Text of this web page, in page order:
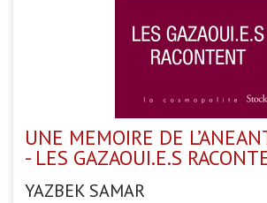
UNE MEMOIRE DE
- LES GAZAOUI.E.S
YAZBEK SAMAR